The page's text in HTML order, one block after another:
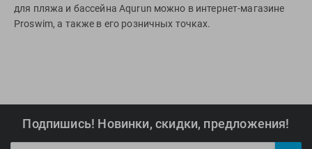
для пляжа и бассейна Aqurun можно в интернет-магазине
Proswim, а также в его розничных точках.
Подпишись! Новинки, скидки, предложения!